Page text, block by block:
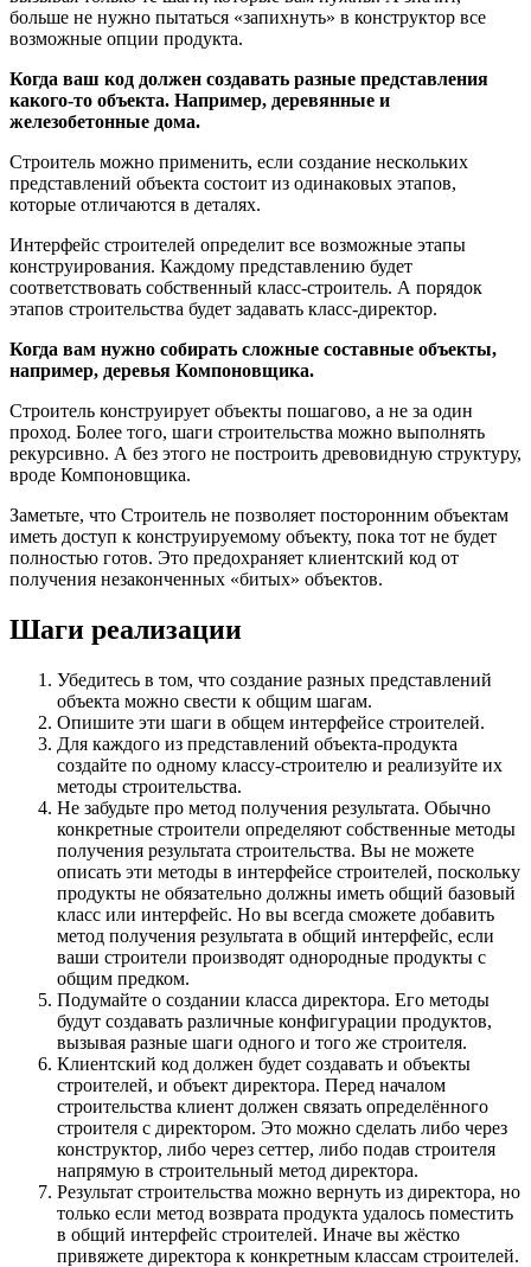
больше не нужно пытаться «запихнуть» в конструктор все
возможные опции продукта.
Когда ваш код должен создавать разные представления
какого-то объекта. Например, деревянные и
железобетонные дома.
Строитель можно применить, если создание нескольких
представлений объекта состоит из одинаковых этапов,
которые отличаются в деталях.
Интерфейс строителей определит все возможные этапы
конструирования. Каждому представлению будет
соответствовать собственный класс-строитель. А порядок
этапов строительства будет задавать класс-директор.
Когда вам нужно собирать сложные составные объекты,
например, деревья Компоновщика.
Строитель конструирует объекты пошагово, а не за один
проход. Более того, шаги строительства можно выполнять
рекурсивно. А без этого не построить древовидную структуру,
вроде Компоновщика.
Заметьте, что Строитель не позволяет посторонним объектам
иметь доступ к конструируемому объекту, пока тот не будет
полностью готов. Это предохраняет клиентский код от
получения незаконченных «битых» объектов.
Шаги реализации
Убедитесь в том, что создание разных представлений
объекта можно свести к общим шагам.
Опишите эти шаги в общем интерфейсе строителей.
Для каждого из представлений объекта-продукта
создайте по одному классу-строителю и реализуйте их
методы строительства.
Не забудьте про метод получения результата. Обычно
конкретные строители определяют собственные методы
получения результата строительства. Вы не можете
описать эти методы в интерфейсе строителей, поскольку
продукты не обязательно должны иметь общий базовый
класс или интерфейс. Но вы всегда сможете добавить
метод получения результата в общий интерфейс, если
ваши строители производят однородные продукты с
общим предком.
Подумайте о создании класса директора. Его методы
будут создавать различные конфигурации продуктов,
вызывая разные шаги одного и того же строителя.
Клиентский код должен будет создавать и объекты
строителей, и объект директора. Перед началом
строительства клиент должен связать определённого
строителя с директором. Это можно сделать либо через
конструктор, либо через сеттер, либо подав строителя
напрямую в строительный метод директора.
Результат строительства можно вернуть из директора, но
только если метод возврата продукта удалось поместить
в общий интерфейс строителей. Иначе вы жёстко
привяжете директора к конкретным классам строителей.